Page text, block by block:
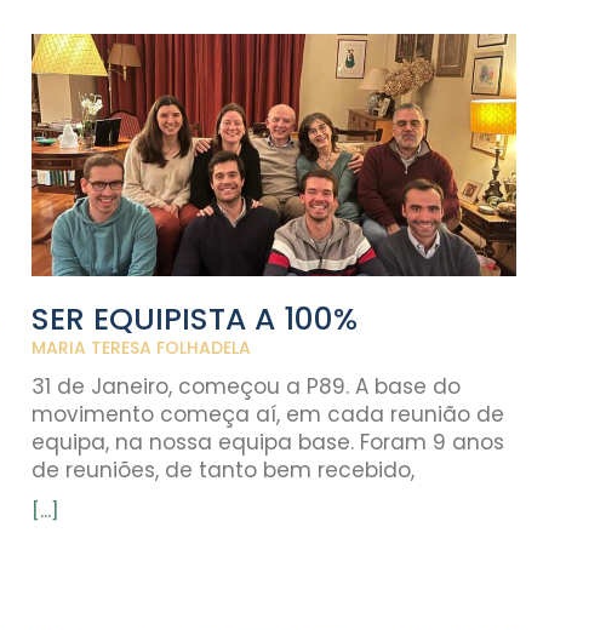
SER EQUIPISTA A 100%
MARIA TERESA FOLHADELA
31 de Janeiro, começou a P89. A base do
movimento começa aí, em cada reunião de
equipa, na nossa equipa base. Foram 9 anos
de reuniões, de tanto bem recebido,
[...]